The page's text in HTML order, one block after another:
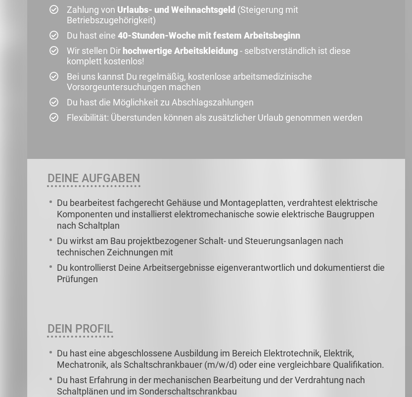
Zahlung von Urlaubs- und Weihnachtsgeld (Steigerung mit
Betriebszugehörigkeit)
Du hast eine 40-Stunden-Woche mit festem Arbeitsbeginn
Wir stellen Dir hochwertige Arbeitskleidung- selbstverständlich ist diese
komplett kostenlos!
Bei uns kannst Du regelmäßig, kostenlose arbeitsmedizinische
Vorsorgeuntersuchungen machen
Du hast die Möglichkeit zu Abschlagszahlungen
Flexibilität: Überstunden können als zusätzlicher Urlaub genommen werden
DEINE AUFGABEN
Du bearbeitest fachgerecht Gehäuse und Montageplatten, verdrahtest elektrische
Komponenten und installierst elektromechanische sowie elektrische Baugruppen
nach Schaltplan
Du wirkst am Bau projektbezogener Schalt- und Steuerungsanlagen nach
technischen Zeichnungen mit
Du kontrollierst Deine Arbeitsergebnisse eigenverantwortlich und dokumentierst die
Prüfungen
DEIN PROFIL
Du hast eine abgeschlossene Ausbildung im Bereich Elektrotechnik, Elektrik,
Mechatronik, als Schaltschrankbauer (m/w/d) oder eine vergleichbare Qualifikation.
Du hast Erfahrung in der mechanischen Bearbeitung und der Verdrahtung nach
Schaltplänen und im Sonderschaltschrankbau